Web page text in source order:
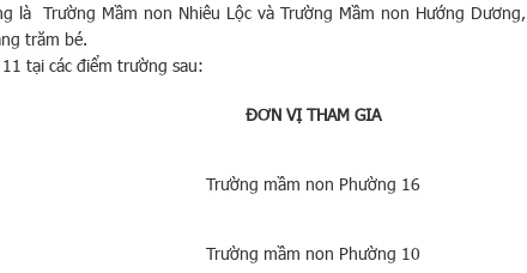
là Trường Mầm non Nhiêu Lộc và Trường Mầm non Hướng Dương,
trăm bé.
tại các điểm trường sau:
ĐƠN VỊ THAM GIA
Trường mầm non Phường 16
Trường mầm non Phường 10